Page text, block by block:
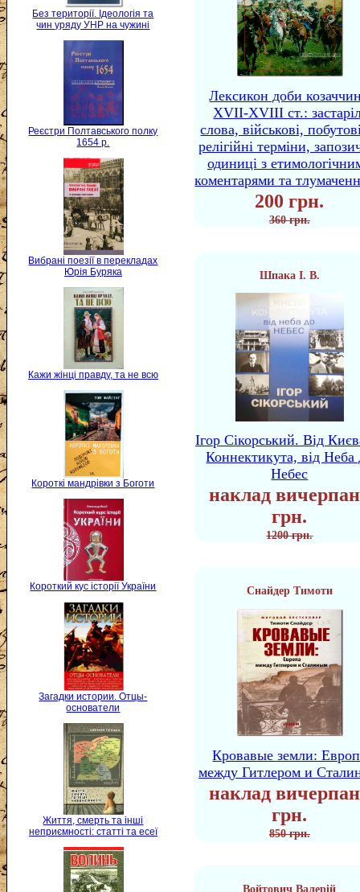
Без території. Ідеологія та
чин уряду УНР на чужині
Реєстри Полтавського полку
1654 р.
Вибрані поезії в перекладах
Юрія Буряка
Кажи жінці правду, та не всю
Короткі мандрівки з Боготи
Короткий кус історії України
Загадки истории. Отцы-
основатели
Життя, смерть та інші
неприємності: статті та есеї
Лексикон доби
XVII-XVIII ст.:
слова, військові,
релігійні терміни,
одиниці з
коментарями та
200 грн.
360 грн.
Шпака І. В.
Ігор Сікорський. Від
Коннектикута, від Неба
Небес
наклад
грн.
1200 грн.
Снайдер Тимоти
Кровавые земли:
между Гитлером и
наклад
грн.
850 грн.
Войтович Валерій